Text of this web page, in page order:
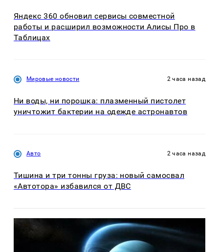
Яндекс 360 обновил сервисы совместной
работы и расширил возможности Алисы Про в
Таблицах
Мировые новости 2 часа назад
Ни воды, ни порошка: плазменный пистолет
уничтожит бактерии на одежде астронавтов
Авто 2 часа назад
Тишина и три тонны груза: новый самосвал
«Автотора» избавился от ДВС